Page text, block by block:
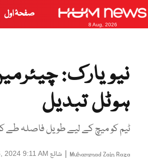
8 Aug, 2026
صفحۂ اول
نیو یارک:
ہوٹل تبدیل
ٹیم کو میچ کے لیے طویل فاصلہ طے
Muhammad Zain Raza
| شائع 2024 9:11 AM